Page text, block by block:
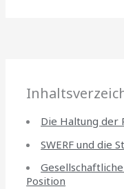
Die Haltung der
SWERF und die
Position